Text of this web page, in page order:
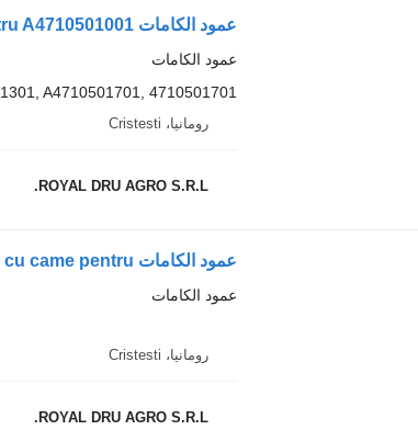
عمود الكامات
A4710501701, 4710501701
رومانيا، Cristesti
ROYAL DRU AGRO S.R.L.
عمود الكامات
رومانيا، Cristesti
ROYAL DRU AGRO S.R.L.